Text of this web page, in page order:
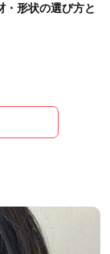
・形状の選び方と